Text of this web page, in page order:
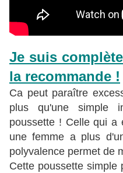
Je suis
la recommande !
Ca peut paraître
plus qu'une simple
poussette ! Celle qui a
une femme a plus
polyvalence permet de
Cette poussette simple